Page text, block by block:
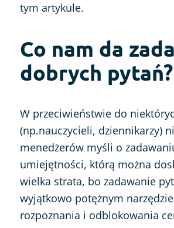
tym artykule.
Co nam da
dobrych pytań?
W przeciwieństwie do
(np.nauczycieli, dziennikarzy)
menedżerów myśli o
umiejętności, którą można
wielka strata, bo zadawanie
wyjątkowo potężnym
rozpoznania i odblokowania